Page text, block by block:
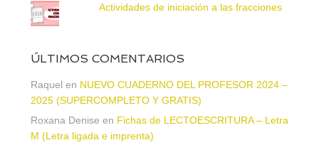
Actividades de iniciación a las fracciones
ÚLTIMOS COMENTARIOS
Raquel en NUEVO CUADERNO DEL PROFESOR 2024 –
2025 (SUPERCOMPLETO Y GRATIS)
Roxana Denise en Fichas de LECTOESCRITURA – Letra
M (Letra ligada e imprenta)